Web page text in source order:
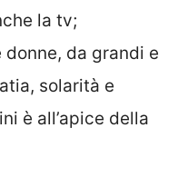
la tv;
da grandi e
solarità e
è all’apice della